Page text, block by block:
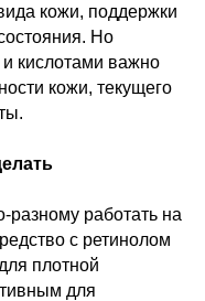
кожи, поддержки
Но
кислотами важно
кожи, текущего
разному работать на
с ретинолом
плотной
для